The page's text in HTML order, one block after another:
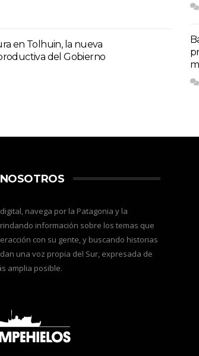
en Tolhuin, la nueva
del Gobierno
navega por la Patagonia y la
información sobre los temas que
con su gente, y buscando historias
una voz propia del Sur, expresada de
amplia posible.